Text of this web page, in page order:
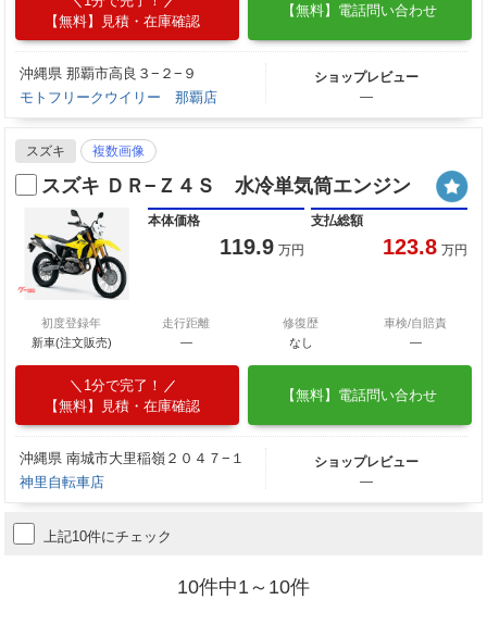
【無料】見積・在庫確認
【無料】電話問い合わせ
沖縄県 那覇市高良３−２−９
モトフリークウイリー 那覇店
ショップレビュー
―
スズキ 複数画像
スズキ ＤＲ−Ｚ４Ｓ 水冷単気筒エンジン
本体価格
119.9 万円
支払総額
123.8 万円
初度登録年
新車(注文販売)
走行距離
―
修復歴
なし
車検/自賠責
―
1分で完了！
【無料】見積・在庫確認
【無料】電話問い合わせ
沖縄県 南城市大里稲嶺２０４７−１
神里自転車店
ショップレビュー
―
上記10件にチェック
10件中1～10件